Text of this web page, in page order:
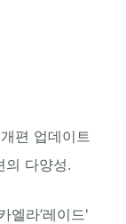
편 업데이트
의 다양성.
엘라’레이드'